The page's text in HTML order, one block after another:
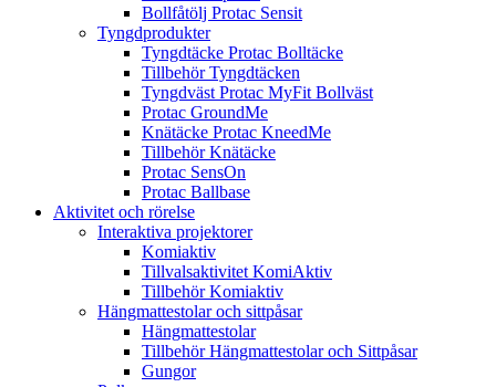
Bollfåtölj Protac Sensit
Tyngdprodukter
Tyngdtäcke Protac Bolltäcke
Tillbehör Tyngdtäcken
Tyngdväst Protac MyFit Bollväst
Protac GroundMe
Knätäcke Protac KneedMe
Tillbehör Knätäcke
Protac SensOn
Protac Ballbase
Aktivitet och rörelse
Interaktiva projektorer
Komiaktiv
Tillvalsaktivitet KomiAktiv
Tillbehör Komiaktiv
Hängmattestolar och sittpåsar
Hängmattestolar
Tillbehör Hängmattestolar och Sittpåsar
Gungor